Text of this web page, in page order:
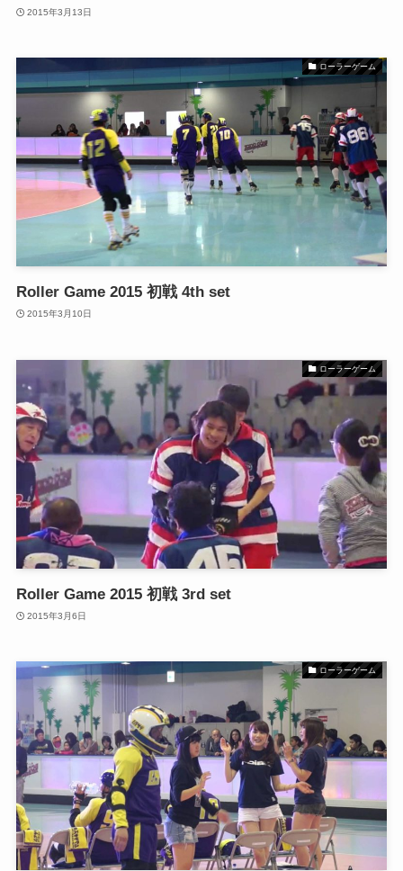
2015年3月13日
ローラーゲーム
Roller Game 2015 初戦 4th set
2015年3月10日
ローラーゲーム
Roller Game 2015 初戦 3rd set
2015年3月6日
ローラーゲーム